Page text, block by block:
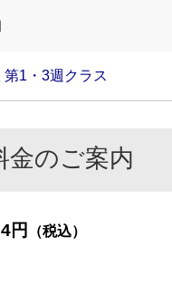
1・3週クラス
金のご案内
円 （税込）